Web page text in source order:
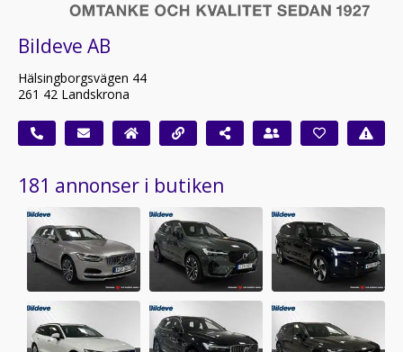
Bildeve AB
Hälsingborgsvägen 44
261 42 Landskrona
181 annonser i butiken